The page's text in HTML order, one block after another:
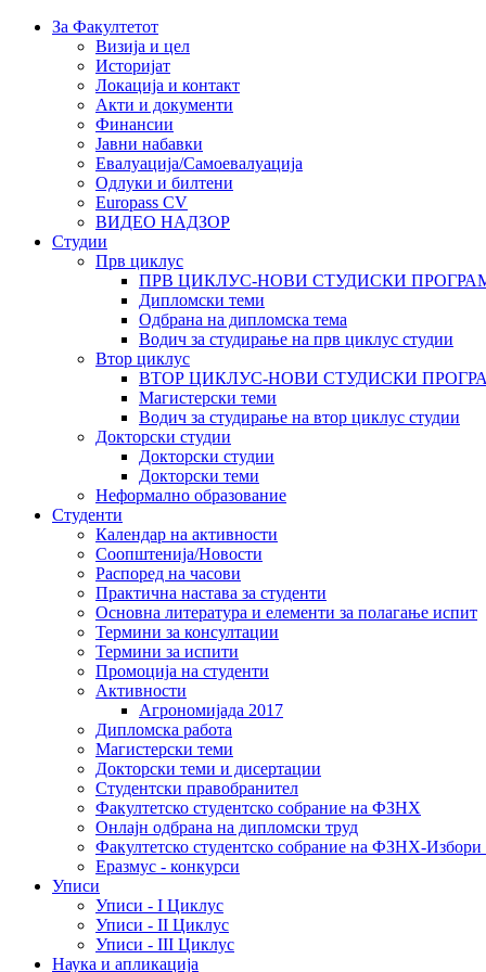
За Факултетот
Визија и цел
Историјат
Локација и контакт
Акти и документи
Финансии
Јавни набавки
Евалуација/Самоевалуација
Одлуки и билтени
Europass CV
ВИДЕО НАДЗОР
Студии
Прв циклус
ПРВ ЦИКЛУС-НОВИ СТУДИСКИ
Дипломски теми
Одбрана на дипломска тема
Водич за студирање на прв циклус студии
Втор циклус
ВТОР ЦИКЛУС-НОВИ СТУДИСКИ
Магистерски теми
Водич за студирање на втор циклус студии
Докторски студии
Докторски студии
Докторски теми
Неформално образование
Студенти
Календар на активности
Соопштенија/Новости
Распоред на часови
Практична настава за студенти
Основна литература и елементи за полагање испит
Термини за консултации
Термини за испити
Промоција на студенти
Активности
Агрономијада 2017
Дипломска работа
Магистерски теми
Докторски теми и дисертации
Студентски правобранител
Факултетско студентско собрание на ФЗНХ
Онлајн одбрана на дипломски труд
Факултетско студентско собрание на ФЗНХ-
Еразмус - конкурси
Уписи
Уписи - I Циклус
Уписи - II Циклус
Уписи - III Циклус
Наука и апликација